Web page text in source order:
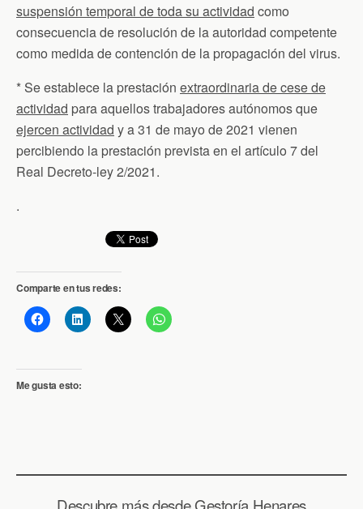
suspensión temporal de toda su actividad como
consecuencia de resolución de la autoridad competente
como medida de contención de la propagación del virus.
* Se establece la prestación extraordinaria de cese de
actividad para aquellos trabajadores autónomos que
ejercen actividad y a 31 de mayo de 2021 vienen
percibiendo la prestación prevista en el artículo 7 del
Real Decreto-ley 2/2021.
.
Comparte en tus redes:
Me gusta esto: